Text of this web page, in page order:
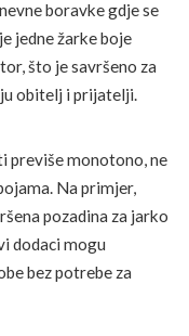
boravke gdje se
jedne žarke boje
što je savršeno za
obitelj i prijatelji.
previše monotono, ne
Na primjer,
pozadina za jarko
dodaci mogu
bez potrebe za